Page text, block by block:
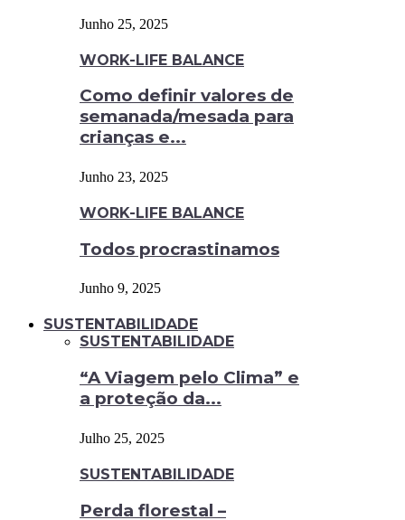
Junho 25, 2025
WORK-LIFE BALANCE
Como definir valores de
semanada/mesada para
crianças e...
Junho 23, 2025
WORK-LIFE BALANCE
Todos procrastinamos
Junho 9, 2025
SUSTENTABILIDADE
SUSTENTABILIDADE
“A Viagem pelo Clima” e
a proteção da...
Julho 25, 2025
SUSTENTABILIDADE
Perda florestal –